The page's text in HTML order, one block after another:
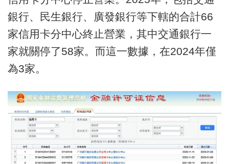
銀行、民生銀行、廣發銀行等下轄的合計66
家信用卡分中心終止營業，其中交通銀行一
家就關停了58家。而這一數據，在2024年僅
為3家。